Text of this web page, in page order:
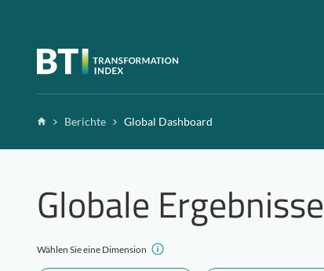
HomeBerichte Global Dashboard
Globale Ergebnisse
Wählen Sie eine Dimension